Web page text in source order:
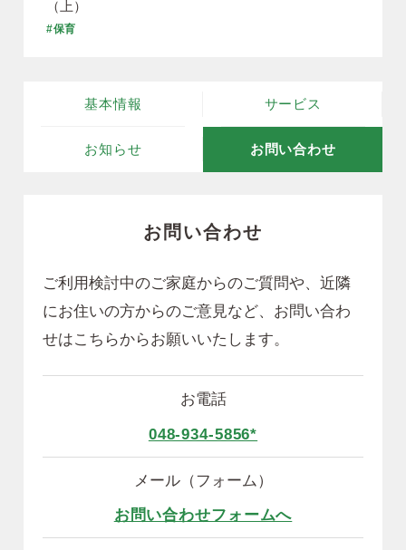
（上）
#保育
基本情報 サービス
お知らせ お問い合わせ
お問い合わせ
ご利用検討中のご家庭からのご質問や、近隣
にお住いの方からのご意見など、 お問い合わ
せはこちらからお願いいたします。
お電話
048-934-5856*
メール（フォーム）
お問い合わせフォームへ